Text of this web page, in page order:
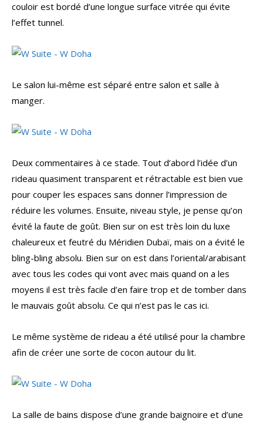
couloir est bordé d’une longue surface vitrée qui évite
l’effet tunnel.
Le salon lui-même est séparé entre salon et salle à
manger.
Deux commentaires à ce stade. Tout d’abord l’idée d’un
rideau quasiment transparent et rétractable est bien vue
pour couper les espaces sans donner l’impression de
réduire les volumes. Ensuite, niveau style, je pense qu’on
évité la faute de goût. Bien sur on est très loin du luxe
chaleureux et feutré du Méridien Dubaï, mais on a évité le
bling-bling absolu. Bien sur on est dans l’oriental/arabisant
avec tous les codes qui vont avec mais quand on a les
moyens il est très facile d’en faire trop et de tomber dans
le mauvais goût absolu. Ce qui n’est pas le cas ici.
Le même système de rideau a été utilisé pour la chambre
afin de créer une sorte de cocon autour du lit.
La salle de bains dispose d’une grande baignoire et d’une